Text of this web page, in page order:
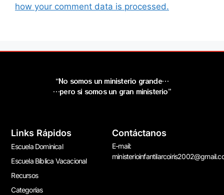
how your comment data is processed.
“No somos un ministerio grande…
…pero si somos un gran ministerio”
Links Rápidos
Escuela Dominical
Escuela Bíblica Vacacional
Recursos
Categorías
Contáctanos
E-mail: